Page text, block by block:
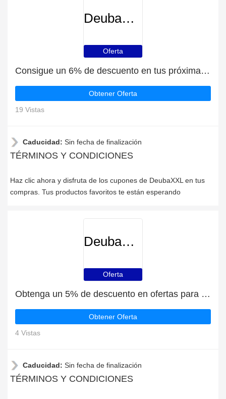
DeubaXXL
Oferta
Consigue un 6% de descuento en tus próximas compras en DeubaXXL
Obtener Oferta
19 Vistas
Caducidad: Sin fecha de finalización
TÉRMINOS Y CONDICIONES
Haz clic ahora y disfruta de los cupones de DeubaXXL en tus
compras. Tus productos favoritos te están esperando
DeubaXXL
Oferta
Obtenga un 5% de descuento en ofertas para estudiantes
Obtener Oferta
4 Vistas
Caducidad: Sin fecha de finalización
TÉRMINOS Y CONDICIONES